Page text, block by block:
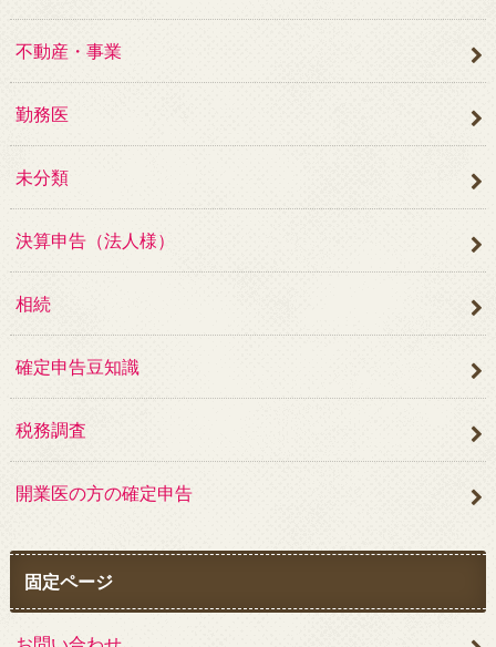
不動産・事業
勤務医
未分類
決算申告（法人様）
相続
確定申告豆知識
税務調査
開業医の方の確定申告
固定ページ